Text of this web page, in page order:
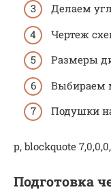
Делаем
Чертеж
Размеры
Выбираем
Подушки
p, blockquote
Подготовка